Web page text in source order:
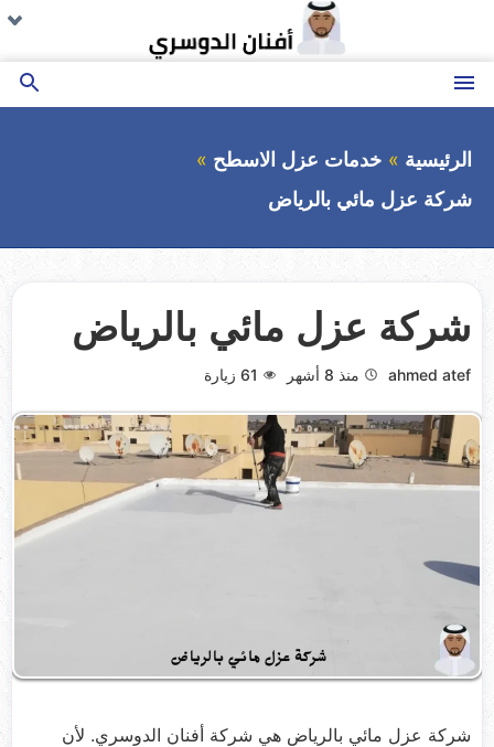
المحتوى
القائمة
بحث
الرئيسية
خدمات عزل الاسطح
شركة عزل مائي بالرياض
شركة عزل مائي بالرياض
ahmed atef منذ 8 أشهر 61 زيارة
شركة عزل مائي بالرياض هي شركة أفنان الدوسري. لأن